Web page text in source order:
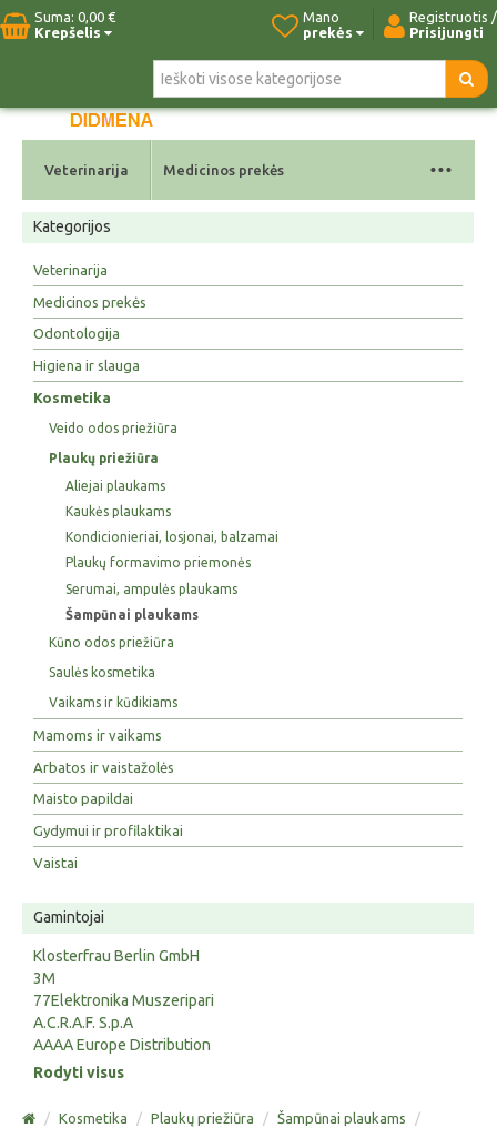
Suma: 0,00 €
Krepšelis
Registruotis /
Prisijungti
Mano
prekės
Pradžia Naujos prekės Kontaktai
Veterinarija Medicinos prekės ...
Kategorijos
Veterinarija
Medicinos prekės
Odontologija
Higiena ir slauga
Kosmetika
Veido odos priežiūra
Plaukų priežiūra
Aliejai plaukams
Kaukės plaukams
Kondicionieriai, losjonai, balzamai
Plaukų formavimo priemonės
Serumai, ampulės plaukams
Šampūnai plaukams
Kūno odos priežiūra
Saulės kosmetika
Vaikams ir kūdikiams
Mamoms ir vaikams
Arbatos ir vaistažolės
Maisto papildai
Gydymui ir profilaktikai
Vaistai
Gamintojai
Klosterfrau Berlin GmbH
3M
77Elektronika Muszeripari
A.C.R.A.F. S.p.A
AAAA Europe Distribution
Rodyti visus
/ Kosmetika / Plaukų priežiūra / Šampūnai plaukams
/